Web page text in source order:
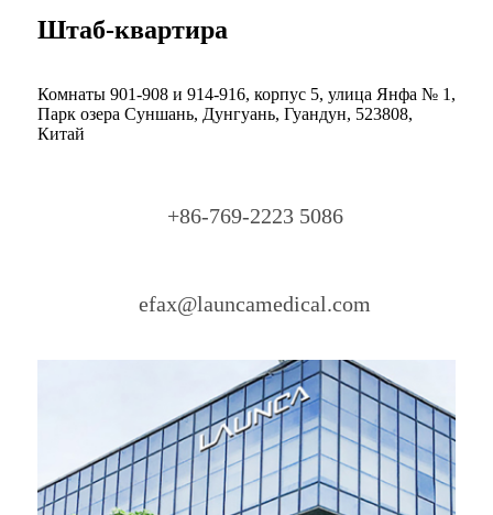
Штаб-квартира
Комнаты 901-908 и 914-916, корпус 5, улица Янфа № 1,
Парк озера Суншань, Дунгуань, Гуандун, 523808,
Китай
+86-769-2223 5086
efax@launcamedical.com